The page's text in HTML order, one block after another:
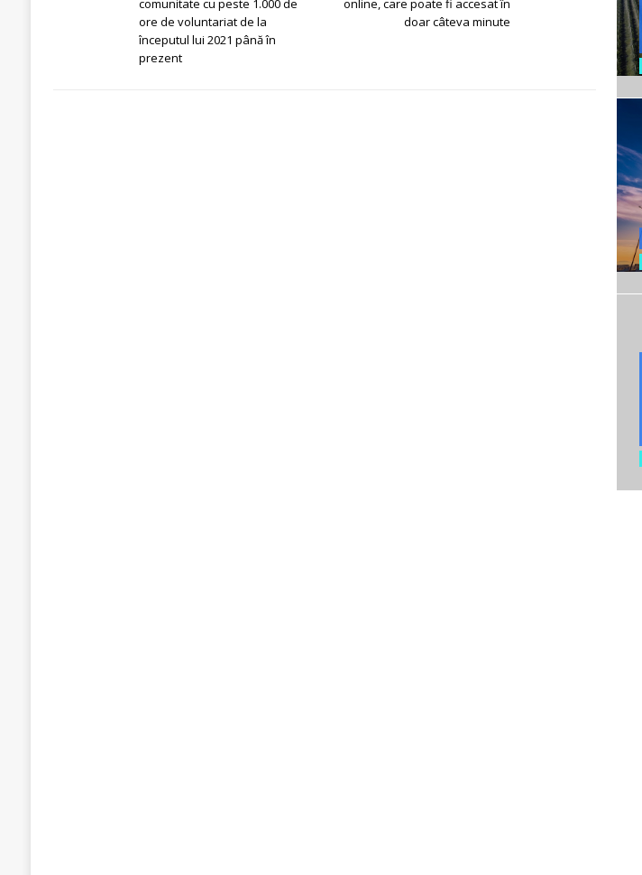
ore de voluntariat de la
începutul lui 2021 până în
prezent
doar câteva minute